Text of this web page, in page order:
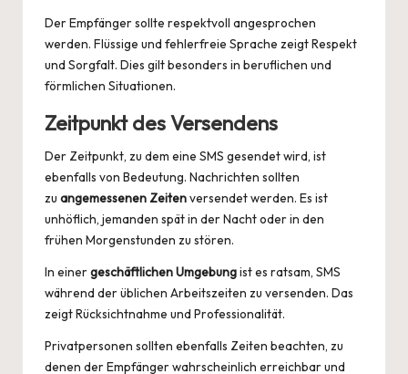
Der Empfänger sollte respektvoll angesprochen
werden. Flüssige und fehlerfreie Sprache zeigt Respekt
und Sorgfalt. Dies gilt besonders in beruflichen und
förmlichen Situationen.
Zeitpunkt des Versendens
Der Zeitpunkt, zu dem eine SMS gesendet wird, ist
ebenfalls von Bedeutung. Nachrichten sollten
zu angemessenen Zeitenversendet werden. Es ist
unhöflich, jemanden spät in der Nacht oder in den
frühen Morgenstunden zu stören.
In einergeschäftlichen Umgebungist es ratsam, SMS
während der üblichen Arbeitszeiten zu versenden. Das
zeigt Rücksichtnahme und Professionalität.
Privatpersonen sollten ebenfalls Zeiten beachten, zu
denen der Empfänger wahrscheinlich erreichbar und